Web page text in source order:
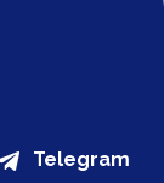
Telegram